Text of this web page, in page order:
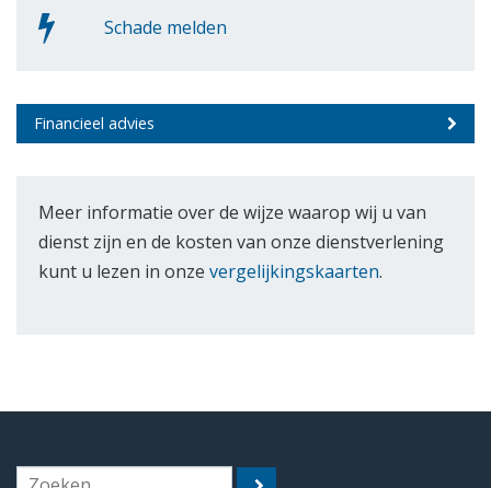
Schade melden
Financieel advies
Meer informatie over de wijze waarop wij u van
dienst zijn en de kosten van onze dienstverlening
kunt u lezen in onze vergelijkingskaarten.